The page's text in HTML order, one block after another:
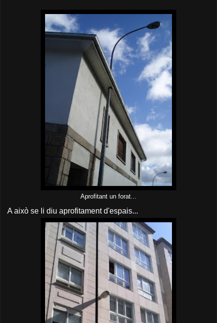
Aprofitant un forat...
A això se li diu aprofitament d'espais...